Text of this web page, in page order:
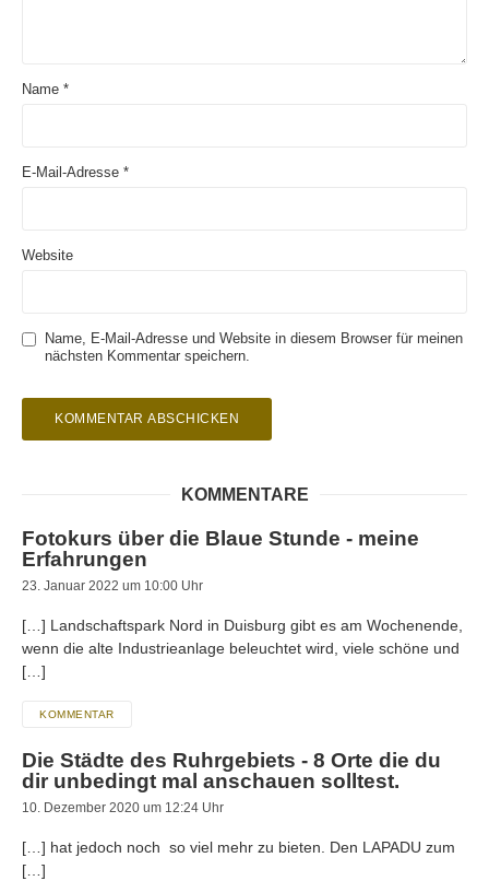
Name *
E-Mail-Adresse *
Website
Name, E-Mail-Adresse und Website in diesem Browser für meinen
nächsten Kommentar speichern.
KOMMENTARE
Fotokurs über die Blaue Stunde - meine
Erfahrungen
23. Januar 2022 um 10:00 Uhr
[…] Landschaftspark Nord in Duisburg gibt es am Wochenende,
wenn die alte Industrieanlage beleuchtet wird, viele schöne und
[…]
KOMMENTAR
Die Städte des Ruhrgebiets - 8 Orte die du
dir unbedingt mal anschauen solltest.
10. Dezember 2020 um 12:24 Uhr
[…] hat jedoch noch so viel mehr zu bieten. Den LAPADU zum
[…]